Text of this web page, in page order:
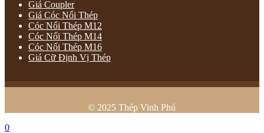
Giá Coupler
Giá Cóc Nối Thép
Cóc Nối Thép M12
Cóc Nối Thép M14
Cóc Nối Thép M16
Giá Cữ Định Vị Thép
© 2025 Thép Vinh Phú
0